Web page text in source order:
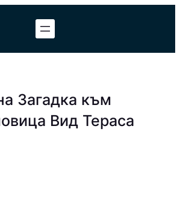
Загадка към
Вид Тераса